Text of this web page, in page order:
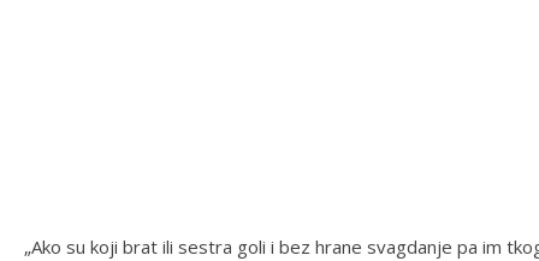
„Ako su koji brat ili sestra goli i bez hrane svagdanje pa im